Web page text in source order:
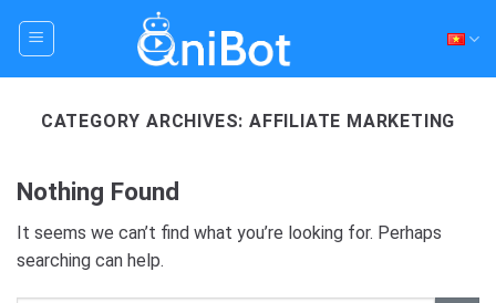
CATEGORY ARCHIVES: AFFILIATE MARKETING
Nothing Found
It seems we can’t find what you’re looking for. Perhaps
searching can help.